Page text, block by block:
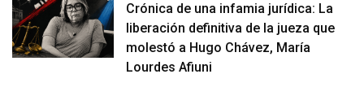
Crónica de una infamia jurídica: La
liberación definitiva de la jueza que
molestó a Hugo Chávez, María
Lourdes Afiuni